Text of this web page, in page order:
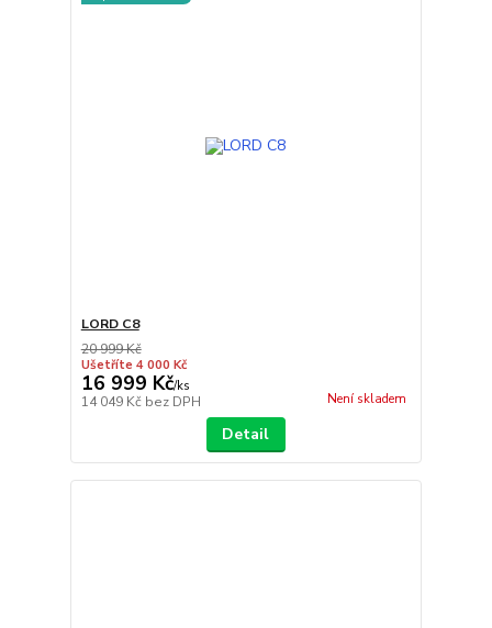
LORD C8
20 999 Kč
Ušetříte 4 000 Kč
16 999 Kč/ks
14 049 Kč bez DPH Není skladem
Detail